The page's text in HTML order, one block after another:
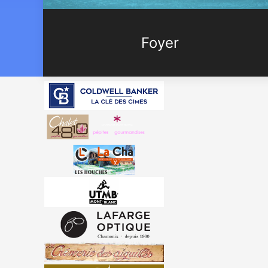
Foyer